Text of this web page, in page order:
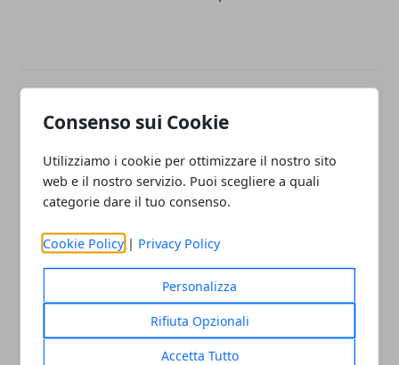
Consenso sui Cookie
Utilizziamo i cookie per ottimizzare il nostro sito
web e il nostro servizio. Puoi scegliere a quali
categorie dare il tuo consenso.
Cookie Policy | Privacy Policy
Personalizza
Rifiuta Opzionali
Accetta Tutto
Articolo Precedente
SEOZoom cosa c'è da
sapere in merito?
Restore) - tutti i metodi